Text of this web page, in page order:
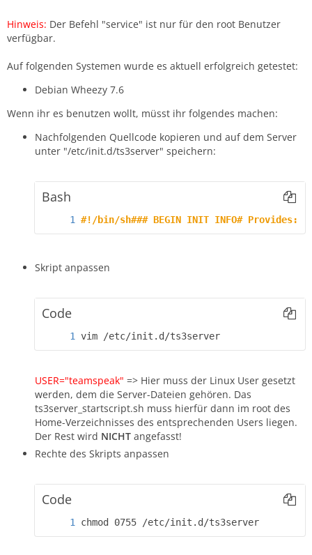
Hinweis: Der Befehl "service" ist nur für den root Benutzer
verfügbar.
Auf folgenden Systemen wurde es aktuell erfolgreich getestet:
Debian Wheezy 7.6
Wenn ihr es benutzen wollt, müsst ihr folgendes machen:
Nachfolgenden Quellcode kopieren und auf dem Server
unter "/etc/init.d/ts3server" speichern:
Bash
#!/bin/sh### BEGIN INIT INFO#
Skript anpassen
Code
vim /etc/init.d/ts3server
USER="teamspeak" => Hier muss der Linux User gesetzt
werden, dem die Server-Dateien gehören. Das
ts3server_startscript.sh muss hierfür dann im root des
Home-Verzeichnisses des entsprechenden Users liegen.
Der Rest wird NICHT angefasst!
Rechte des Skripts anpassen
Code
chmod 0755 /etc/init.d/ts3server